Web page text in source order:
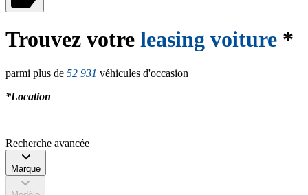
Trouvez votre leasing voiture *
parmi plus de 52 931 véhicules d'occasion
*Location
Recherche avancée
Marque